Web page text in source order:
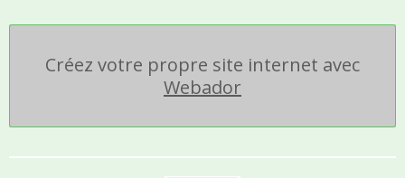
Créez votre propre site internet avec
Webador